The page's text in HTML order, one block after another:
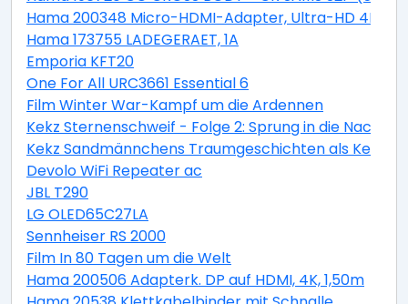
Hama 200348 Micro-HDMI-Adapter, Ultra-HD 4K
Hama 173755 LADEGERAET, 1A
Emporia KFT20
One For All URC3661 Essential 6
Film Winter War-Kampf um die Ardennen
Kekz Sternenschweif - Folge 2: Sprung in die Nacht
Kekz Sandmännchens Traumgeschichten als Kekz
Devolo WiFi Repeater ac
JBL T290
LG OLED65C27LA
Sennheiser RS 2000
Film In 80 Tagen um die Welt
Hama 200506 Adapterk. DP auf HDMI, 4K, 1,50m